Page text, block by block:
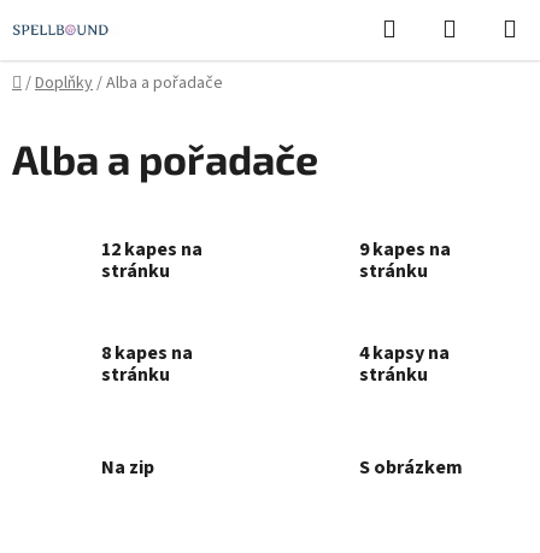
na
obsah
Hledat
KOŠÍK
Domů
/Doplňky/Alba a pořadače
Alba a pořadače
12 kapes na
stránku
9 kapes na
stránku
8 kapes na
stránku
4 kapsy na
stránku
Na zip S obrázkem